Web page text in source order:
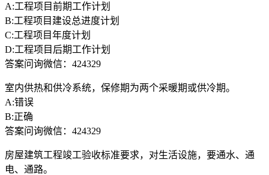
A:工程项目前期工作计划
B:工程项目建设总进度计划
C:工程项目年度计划
D:工程项目后期工作计划
答案问询微信：424329
室内供热和供冷系统，保修期为两个采暖期或供冷期。
A:错误
B:正确
答案问询微信：424329
房屋建筑工程竣工验收标准要求，对生活设施，要通水、通
电、通路。